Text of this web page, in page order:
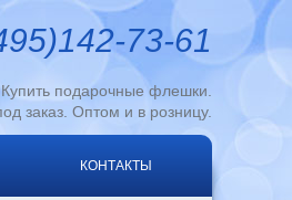
73-61
Купить подарочные флешки.
заказ. Оптом и в розницу.
КОНТАКТЫ